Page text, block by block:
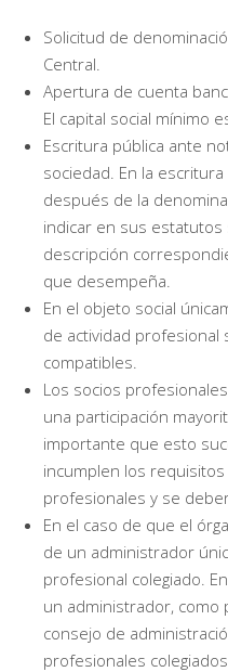
Solicitud de
Central.
Apertura de cuenta
El capital social mínimo
Escritura pública ante
sociedad. En la
después de la
indicar en sus estatutos
descripción
que desempeña.
En el objeto social
de actividad profesional
compatibles.
Los socios
una participación
importante que esto
incumplen los
profesionales y se
En el caso de que el
de un administrador
profesional colegiado.
un administrador, como
consejo de
profesionales